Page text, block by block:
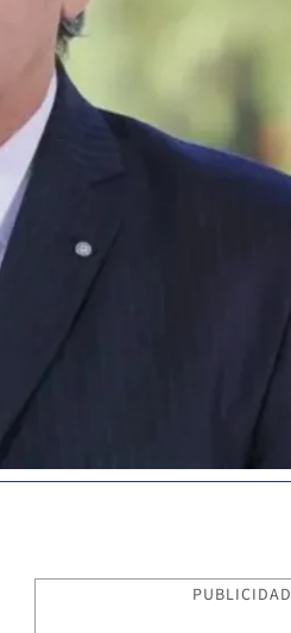
PUBLICIDAD